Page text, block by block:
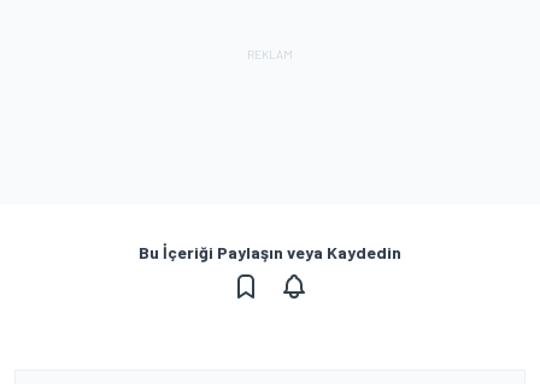
Bu İçeriği Paylaşın veya Kaydedin